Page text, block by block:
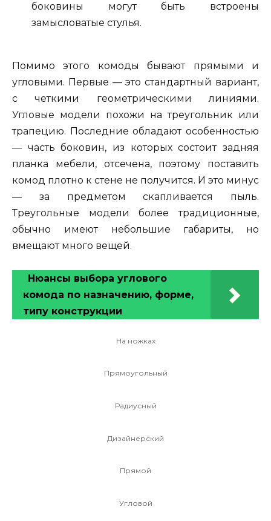
боковины могут быть встроены
замысловатые стулья.
Помимо этого комоды бывают прямыми и
угловыми. Первые — это стандартный вариант,
с четкими геометрическими линиями.
Угловые модели похожи на треугольник или
трапецию. Последние обладают особенностью
— часть боковин, из которых состоит задняя
планка мебели, отсечена, поэтому поставить
комод плотно к стене не получится. И это минус
— за предметом скапливается пыль.
Треугольные модели более традиционные,
обычно имеют небольшие габариты, но
вмещают много вещей.
Нюансы выбора углового
комода по назначению, форме,
типу конструкции
На ножках
Прямоугольный
Радиусный
Дизайнерский
Прямой
Угловой